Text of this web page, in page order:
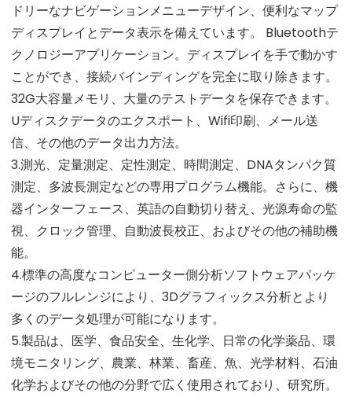
ドリーなナビゲーションメニューデザイン、便利なマップ
ディスプレイとデータ表示を備えています。 Bluetoothテ
クノロジーアプリケーション。ディスプレイを手で動かす
ことができ、接続バインディングを完全に取り除きます。
32G大容量メモリ、大量のテストデータを保存できます。
Uディスクデータのエクスポート、Wifi印刷、メール送
信、その他のデータ出力方法。
3.測光、定量測定、定性測定、時間測定、DNAタンパク質
測定、多波長測定などの専用プログラム機能。さらに、機
器インターフェース、英語の自動切り替え、光源寿命の監
視、クロック管理、自動波長校正、およびその他の補助機
能。
4.標準の高度なコンピューター側分析ソフトウェアパッケ
ージのフルレンジにより、3Dグラフィックス分析とより
多くのデータ処理が可能になります。
5.製品は、医学、食品安全、生化学、日常の化学薬品、環
境モニタリング、農業、林業、畜産、魚、光学材料、石油
化学およびその他の分野で広く使用されており、研究所。